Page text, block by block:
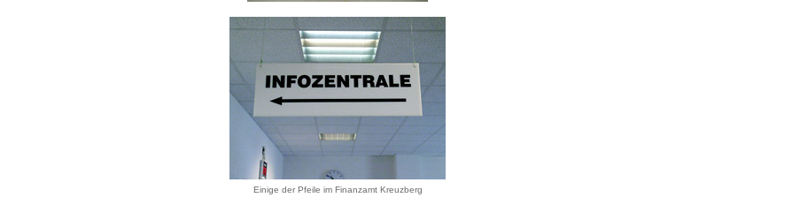
Einige der Pfeile im Finanzamt Kreuzberg